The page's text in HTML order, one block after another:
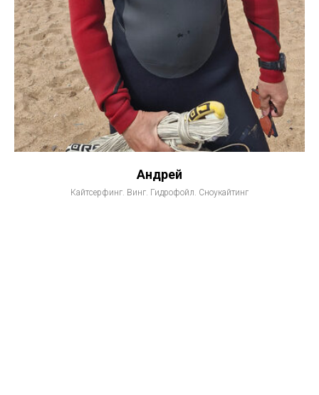
Андрей
Кайтсерфинг. Винг. Гидрофойл. Сноукайтинг